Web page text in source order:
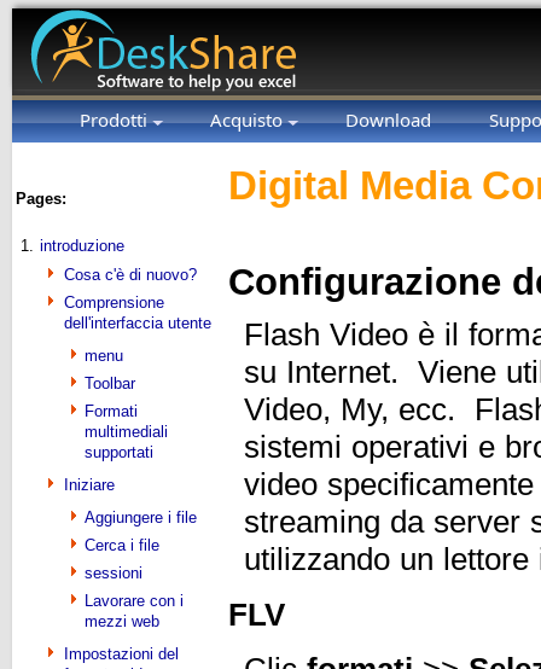
Prodotti Acquisto Download
Pages:
1. introduzione
Cosa c'è di nuovo?
Comprensione
dell'interfaccia utente
menu
Toolbar
Formati
multimediali
supportati
Iniziare
Aggiungere i file
Cerca i file
sessioni
Lavorare con i
mezzi web
Impostazioni del
Digital Media
Configurazione
Flash Video è il
su Internet. Viene
Video, My, ecc.
sistemi operativi e
video
streaming da server
utilizzando un
FLV